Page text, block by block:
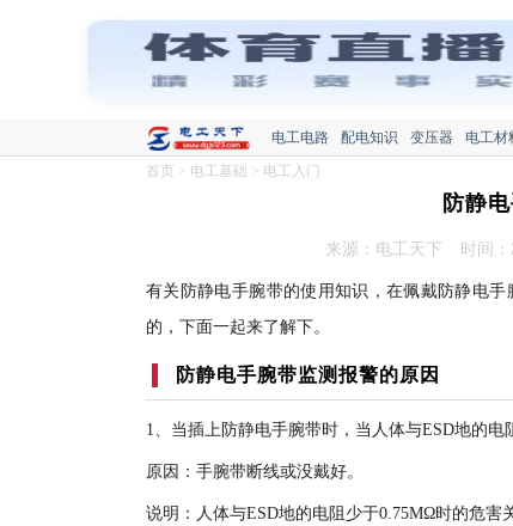
电工电路 配电知识 变压器 电工材
首页 > 电工基础 > 电工入门
防静
来源：电工天下 时间
有关防静电手腕带的使用知识，在佩戴防静电
的，下面一起来了解下。
防静电手腕带监测报警的原因
1、当插上防静电手腕带时，当人体与ESD地的
原因：手腕带断线或没戴好。
说明：人体与ESD地的电阻少于0.75MΩ时的危害